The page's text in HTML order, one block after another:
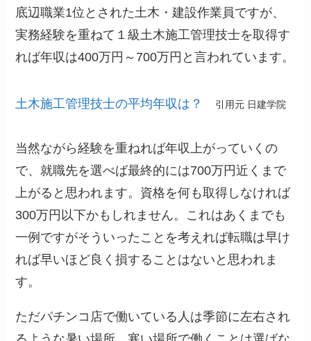
底辺職業1位とされた土木・建設作業員ですが、
実務経験を重ねて１級土木施工管理技士を取得す
れば年収は400万円～700万円と言われています。
土木施工管理技士の平均年収は？ 引用元 日建学院
当然ながら経験を重ねれば年収上がっていくの
で、就職先を選べば最終的には700万円近くまで
上がると思われます。資格を何も取得しなければ
300万円以下かもしれません。これはあくまでも
一例ですがそういったことを考えれば転職は早け
れば早いほど良く損することはないと思われま
す。
ただパチンコ店で働いている人は季節に左右され